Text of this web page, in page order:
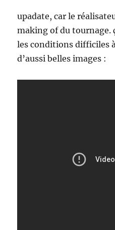
upadate, car le
making of du tournage.
les conditions difficiles
d’aussi belles images :